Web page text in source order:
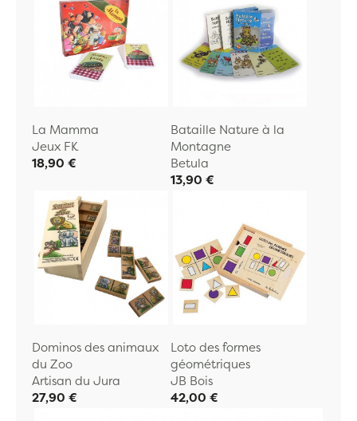
La Mamma
Jeux FK
18,90 €
Bataille Nature à la
Montagne
Betula
13,90 €
Dominos des animaux
du Zoo
Artisan du Jura
27,90 €
Loto des formes
géométriques
JB Bois
42,00 €